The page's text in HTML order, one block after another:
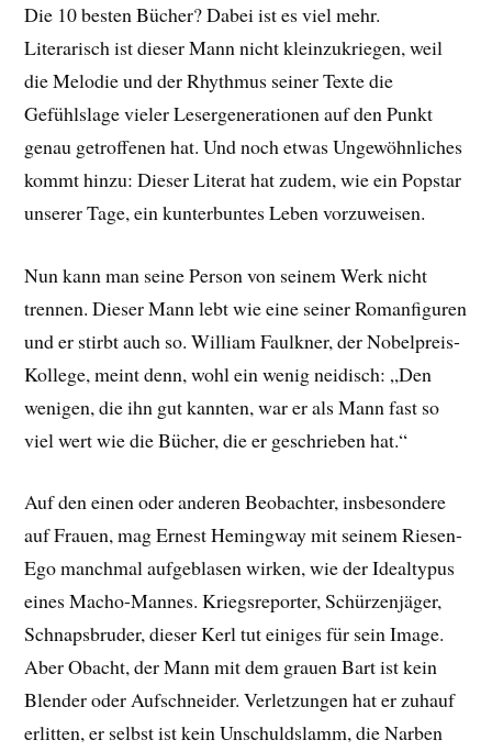
Die 10 besten Bücher? Dabei ist es viel mehr.
Literarisch ist dieser Mann nicht kleinzukriegen, weil
die Melodie und der Rhythmus seiner Texte die
Gefühlslage vieler Lesergenerationen auf den Punkt
genau getroffenen hat. Und noch etwas Ungewöhnliches
kommt hinzu: Dieser Literat hat zudem, wie ein Popstar
unserer Tage, ein kunterbuntes Leben vorzuweisen.
Nun kann man seine Person von seinem Werk nicht
trennen. Dieser Mann lebt wie eine seiner Romanfiguren
und er stirbt auch so. William Faulkner, der Nobelpreis-
Kollege, meint denn, wohl ein wenig neidisch: „Den
wenigen, die ihn gut kannten, war er als Mann fast so
viel wert wie die Bücher, die er geschrieben hat.“
Auf den einen oder anderen Beobachter, insbesondere
auf Frauen, mag Ernest Hemingway mit seinem Riesen-
Ego manchmal aufgeblasen wirken, wie der Idealtypus
eines Macho-Mannes. Kriegsreporter, Schürzenjäger,
Schnapsbruder, dieser Kerl tut einiges für sein Image.
Aber Obacht, der Mann mit dem grauen Bart ist kein
Blender oder Aufschneider. Verletzungen hat er zuhauf
erlitten, er selbst ist kein Unschuldslamm, die Narben